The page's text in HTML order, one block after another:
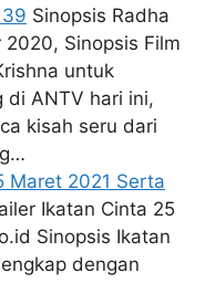
Sinopsis Radha
Sinopsis Film
untuk
di ANTV hari ini,
kisah seru dari
Maret 2021 Serta
Ikatan Cinta 25
Sinopsis Ikatan
dengan